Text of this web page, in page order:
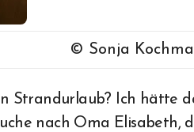
© Sonja
Strandurlaub? Ich hätte
nach Oma Elisabeth,